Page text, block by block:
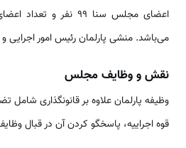
می‌باشد. منشی پارلمان رئیس امور اجرایی
نقش و وظایف مجلس
وظیفه پارلمان علاوه بر قانونگذاری
قوه اجراییه، پاسخگو کردن آن در قبال